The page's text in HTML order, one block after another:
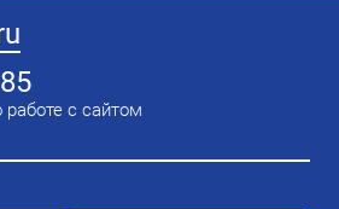
с сайтом